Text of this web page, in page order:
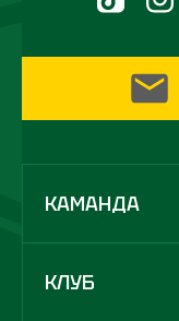
КАМАНДА
КЛУБ